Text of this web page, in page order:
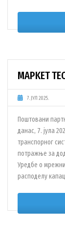
MAРKET
7. ЈУЛ 2025.
Поштовани
данас, 7. јула
транспорног
потражње за
Уредбе о
расподелу